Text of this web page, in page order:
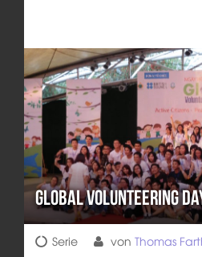
Global Volunteering
Serie von Thomas